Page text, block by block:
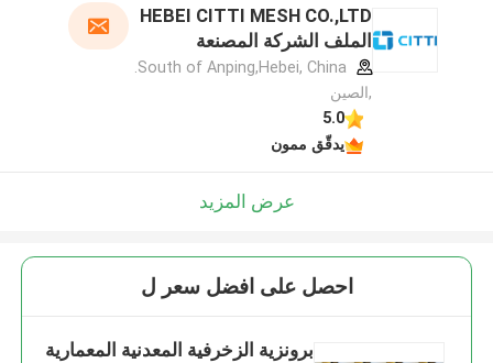
HEBEI CITTI MESH CO.,LTD
الملف الشركة المصنعة
,الصين
5.0
يدقّق ممون
عرض المزيد
احصل على افضل سعر ل
برونزية الزخرفية المعدنية المعمارية